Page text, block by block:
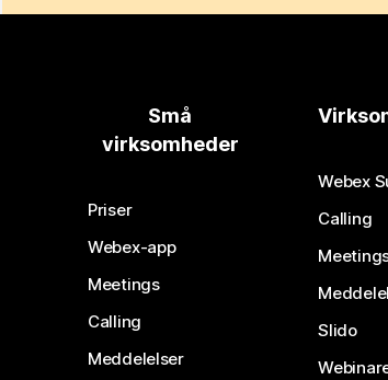
Små
virksomheder
Priser
Webex-app
Meetings
Calling
Meddelelser
Webex
Calling
Slido